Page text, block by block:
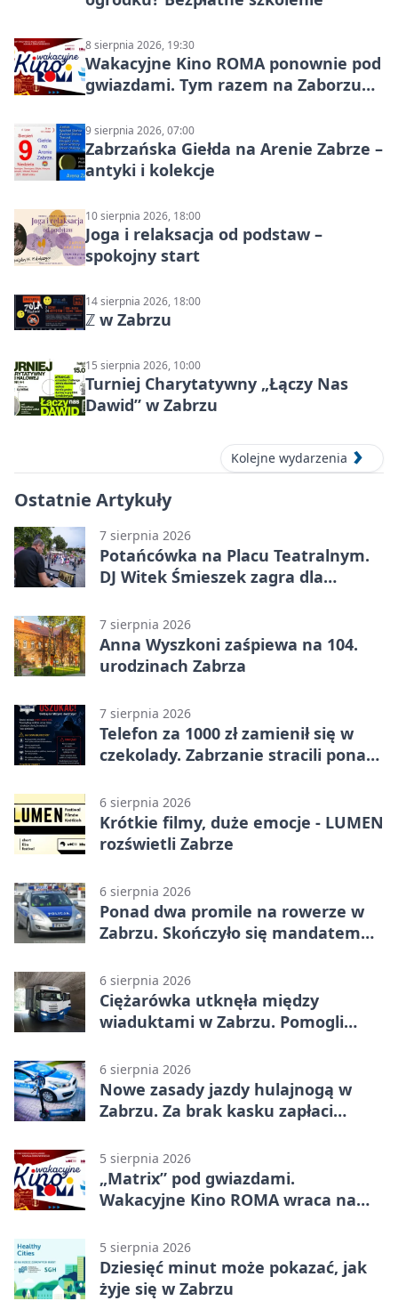
8 sierpnia 2026, 19:30
Wakacyjne Kino ROMA ponownie pod
gwiazdami. Tym razem na Zaborzu
9 sierpnia 2026, 07:00
Zabrzańska Giełda na Arenie Zabrze –
antyki i kolekcje
10 sierpnia 2026, 18:00
Joga i relaksacja od podstaw –
spokojny start
14 sierpnia 2026, 18:00
ℤ w Zabrzu
15 sierpnia 2026, 10:00
Turniej Charytatywny „Łączy Nas
Dawid” w Zabrzu
Kolejne wydarzenia
Ostatnie Artykuły
7 sierpnia 2026
Potańcówka na Placu Teatralnym.
DJ Witek Śmieszek zagra dla
7 sierpnia 2026
Anna Wyszkoni zaśpiewa na 104.
urodzinach Zabrza
7 sierpnia 2026
Telefon za 1000 zł zamienił się w
czekolady. Zabrzanie stracili ponad
6 sierpnia 2026
Krótkie filmy, duże emocje - LUMEN
rozświetli Zabrze
6 sierpnia 2026
Ponad dwa promile na rowerze w
Zabrzu. Skończyło się mandatem
6 sierpnia 2026
Ciężarówka utknęła między
wiaduktami w Zabrzu. Pomogli
6 sierpnia 2026
Nowe zasady jazdy hulajnogą w
Zabrzu. Za brak kasku zapłaci
5 sierpnia 2026
„Matrix” pod gwiazdami.
Wakacyjne Kino ROMA wraca na
5 sierpnia 2026
Dziesięć minut może pokazać, jak
żyje się w Zabrzu